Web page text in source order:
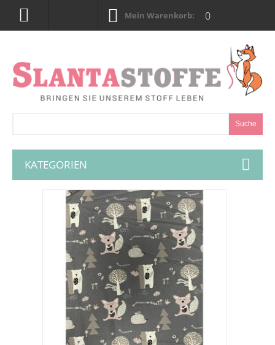
Mein Warenkorb: 0
Suche
KATEGORIEN